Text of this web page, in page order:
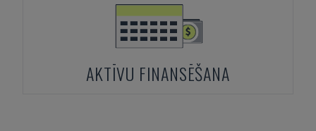
AKTĪVU FINANSĒŠANA